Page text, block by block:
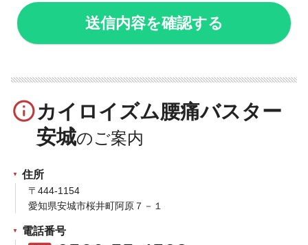
info_outlineカイロイズム腰痛バスター
安城
住所
〒444-1154
愛知県安城市桜井町阿原７－１
電話番号